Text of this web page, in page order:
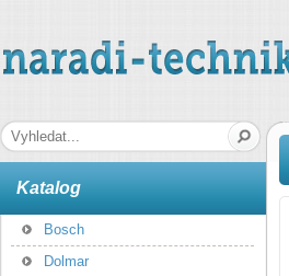
naradi-technika.cz
Katalog
Bosch
Dolmar
Hledaná fráze